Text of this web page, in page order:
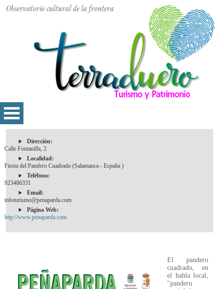
Dirección:
Calle Fontanilla, 2
Localidad:
Fiesta del Pandero Cuadrado (Salamanca - España )
Teléfono:
923486331
Email:
infoturismo@penaparda.com
Página Web:
http://www.penaparda.com
El pandero
cuadrado, en
el habla local,
"panderu